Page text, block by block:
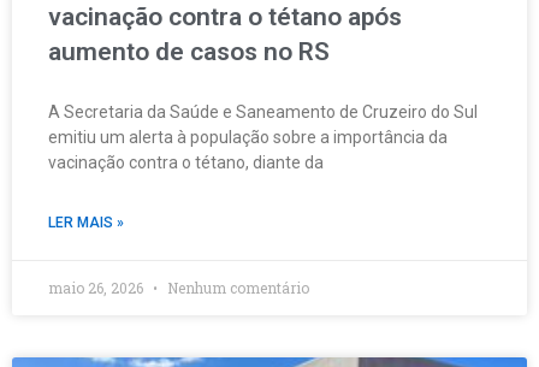
vacinação contra o tétano após
aumento de casos no RS
A Secretaria da Saúde e Saneamento de Cruzeiro do Sul
emitiu um alerta à população sobre a importância da
vacinação contra o tétano, diante da
LER MAIS »
maio 26, 2026 Nenhum comentário